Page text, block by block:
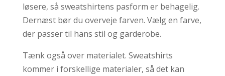
løsere, så sweatshirtens pasform er behagelig.
Dernæst bør du overveje farven. Vælg en farve,
der passer til hans stil og garderobe.
Tænk også over materialet. Sweatshirts
kommer i forskellige materialer, så det kan